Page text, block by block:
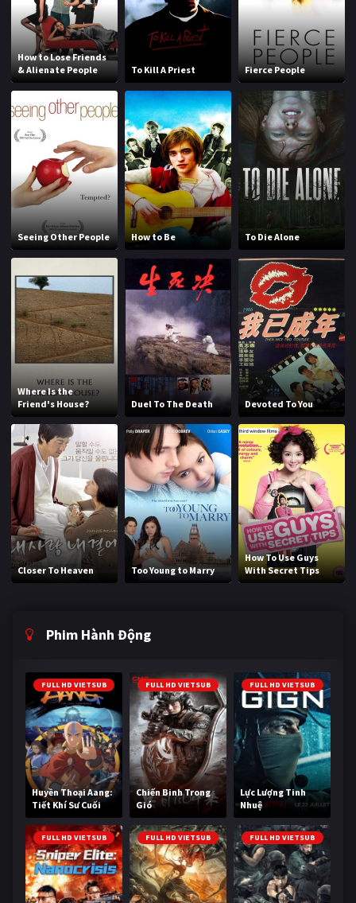
How to Lose Friends
& Alienate People
To Kill A Priest Fierce People
Seeing Other People How to Be To Die Alone
Where Is the
Friend's House?
Duel To The Death Devoted To You
Closer To Heaven Too Young to Marry
How To Use Guys
With Secret Tips
Phim Hành Động
FULL HD VIETSUB
Huyền Thoại Aang:
Tiết Khí Sư Cuối
Cùng
FULL HD VIETSUB
Chiến Binh Trong
Gió
FULL HD VIETSUB
Lực Lượng Tinh
Nhuệ
FULL HD VIETSUB FULL HD VIETSUB FULL HD VIETSUB